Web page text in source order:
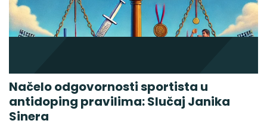
Načelo odgovornosti sportista u
antidoping pravilima: Slučaj Janika
Sinera